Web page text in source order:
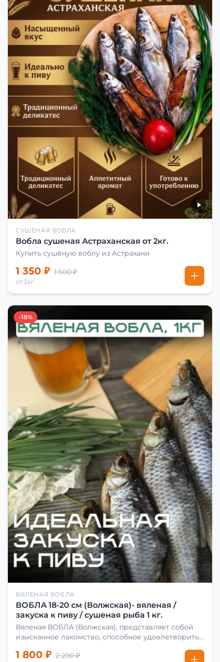
СУШЁНАЯ ВОБЛА
Вобла сушеная Астраханская от 2кг.
Купить сушёную воблу из Астрахани
1 350 ₽ 1 500 ₽
от 2кг
-18%
ВЯЛЕНАЯ ВОБЛА
ВОБЛА 18-20 см (Волжская)- вяленая /
закуска к пиву / сушеная рыба 1 кг.
Вяленая ВОБЛА (Волжская), представляет собой
изысканное лакомство, способное удовлетворить
сделать вяленую воблу, её сначала хорошо солят.
1 800 ₽ 2 200 ₽